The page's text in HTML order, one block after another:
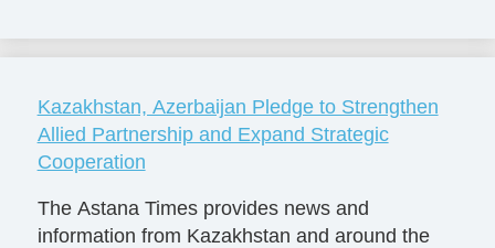
Kazakhstan, Azerbaijan Pledge to Strengthen
Allied Partnership and Expand Strategic
Cooperation
The Astana Times provides news and
information from Kazakhstan and around the